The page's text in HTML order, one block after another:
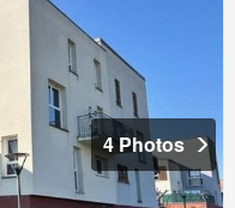
4 Photos